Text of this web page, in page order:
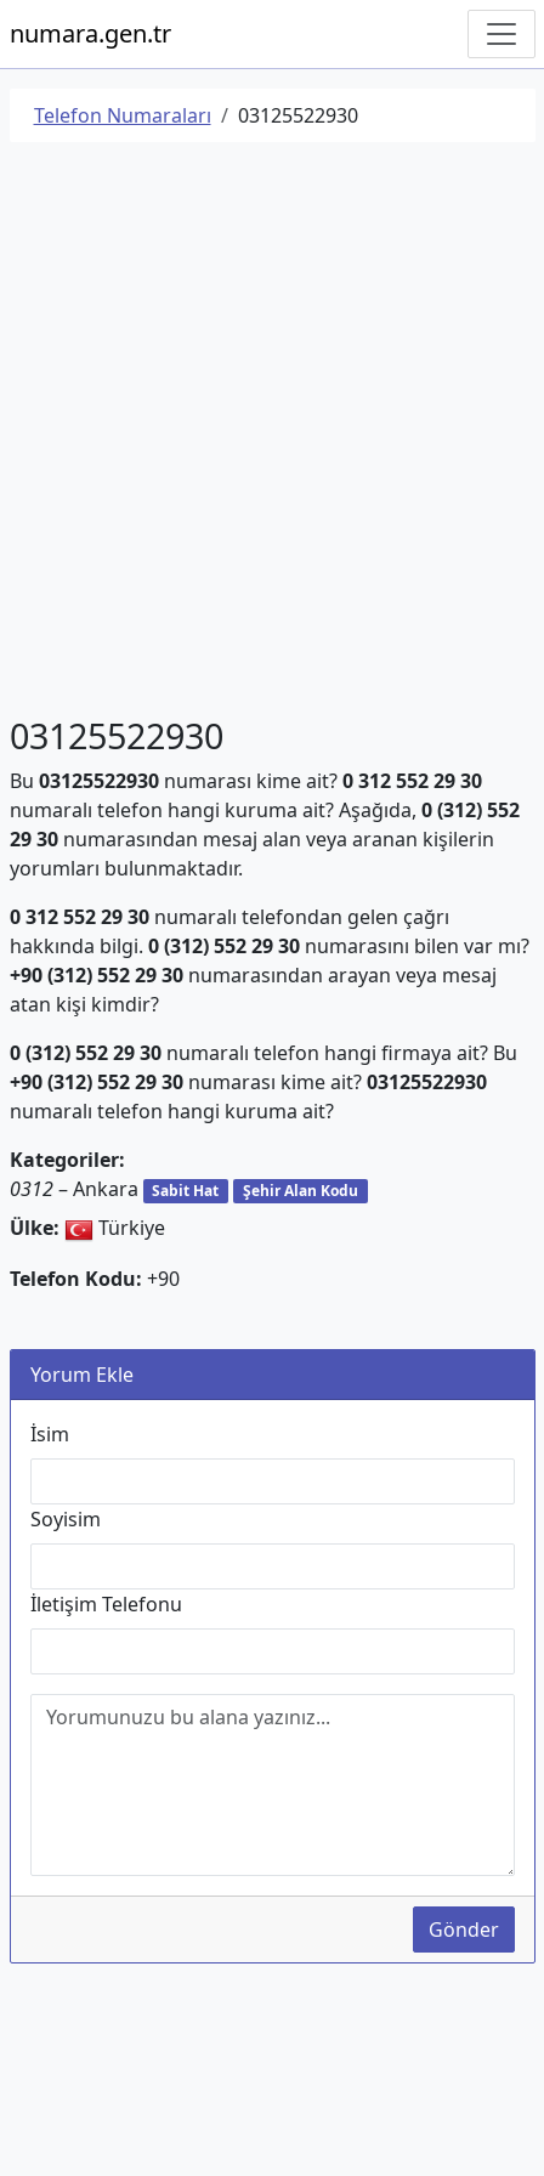
numara.gen.tr
Telefon Numaraları 03125522930
03125522930
Bu 03125522930numarası kime ait?0 312 552 29 30
numaralı telefon hangi kuruma ait? Aşağıda, 0 (312) 552
29 30numarasından mesaj alan veya aranan kişilerin
yorumları bulunmaktadır.
0 312 552 29 30numaralı telefondan gelen çağrı
hakkında bilgi. 0 (312) 552 29 30numarasını bilen var mı?
+90 (312) 552 29 30numarasından arayan veya mesaj
atan kişi kimdir?
0 (312) 552 29 30numaralı telefon hangi firmaya ait? Bu
+90 (312) 552 29 30numarası kime ait?03125522930
numaralı telefon hangi kuruma ait?
Kategoriler:
0312– Ankara Sabit Hat Şehir Alan Kodu
Ülke:
Türkiye
Telefon Kodu: +90
Yorum Ekle
İsim
Soyisim
İletişim Telefonu
Gönder